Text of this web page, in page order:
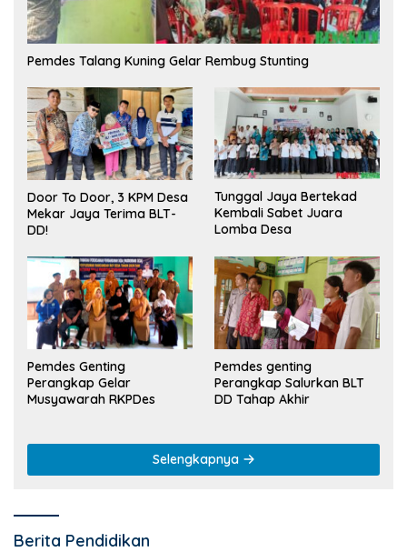
Pemdes Talang Kuning Gelar Rembug Stunting
Door To Door, 3 KPM Desa
Mekar Jaya Terima BLT-
DD!
Tunggal Jaya Bertekad
Kembali Sabet Juara
Lomba Desa
Pemdes Genting
Perangkap Gelar
Musyawarah RKPDes
Pemdes genting
Perangkap Salurkan BLT
DD Tahap Akhir
Selengkapnya
Berita Pendidikan